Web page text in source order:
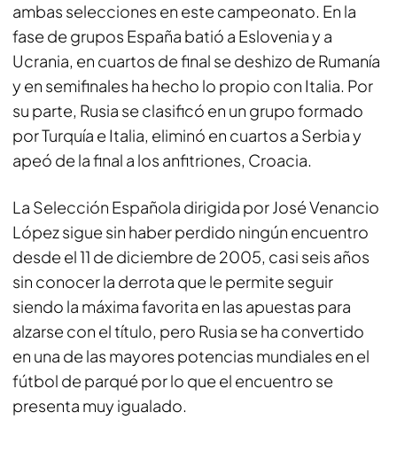
ambas selecciones en este campeonato. En la
fase de grupos España batió a Eslovenia y a
Ucrania, en cuartos de final se deshizo de Rumanía
y en semifinales ha hecho lo propio con Italia. Por
su parte, Rusia se clasificó en un grupo formado
por Turquía e Italia, eliminó en cuartos a Serbia y
apeó de la final a los anfitriones, Croacia.
La Selección Española dirigida por José Venancio
López sigue sin haber perdido ningún encuentro
desde el 11 de diciembre de 2005, casi seis años
sin conocer la derrota que le permite seguir
siendo la máxima favorita en las apuestas para
alzarse con el título, pero Rusia se ha convertido
en una de las mayores potencias mundiales en el
fútbol de parqué por lo que el encuentro se
presenta muy igualado.